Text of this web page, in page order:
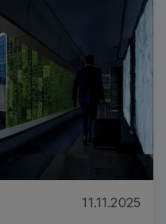
11.11.2025